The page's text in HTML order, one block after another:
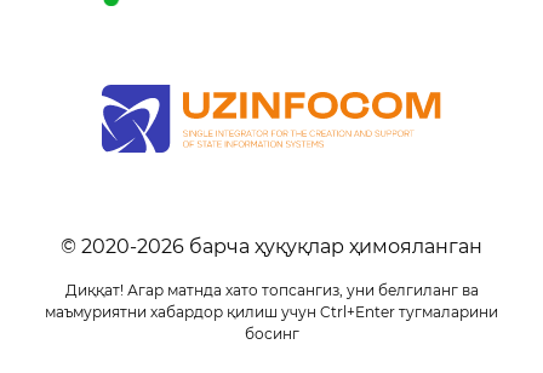
© 2020-2026 барча ҳуқуқлар ҳимояланган
Диққат! Агар матнда хато топсангиз, уни белгиланг ва
маъмуриятни хабардор қилиш учун Ctrl+Enter тугмаларини
босинг